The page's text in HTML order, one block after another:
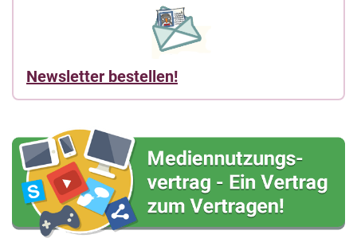
Newsletter bestellen!